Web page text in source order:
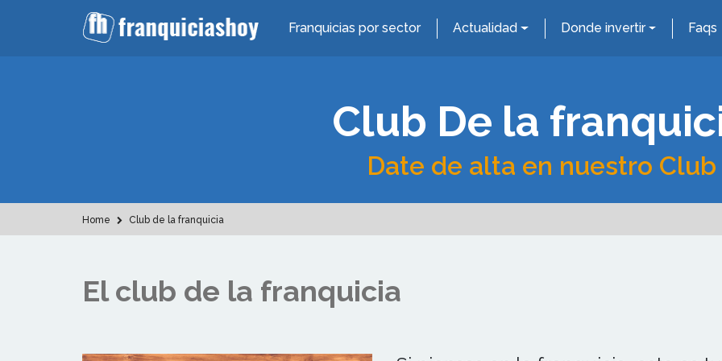
Franquicias por sector Actualidad Donde invertir Faqs
Club De la
Date de alta en nuestro Club
Home Club de la franquicia
El club de la franquicia